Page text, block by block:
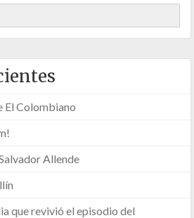
El Colombiano
Allende
que revivió el episodio del